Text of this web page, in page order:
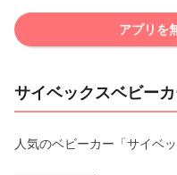
アプリを
サイベックスベビーカ
人気のベビーカー「サイベ